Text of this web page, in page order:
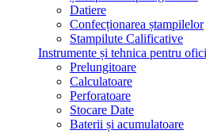
Datiere
Confecționarea ștampilelor
Stampilute Calificative
Instrumente și tehnica pentru
Prelungitoare
Calculatoare
Perforatoare
Stocare Date
Baterii și acumulatoare